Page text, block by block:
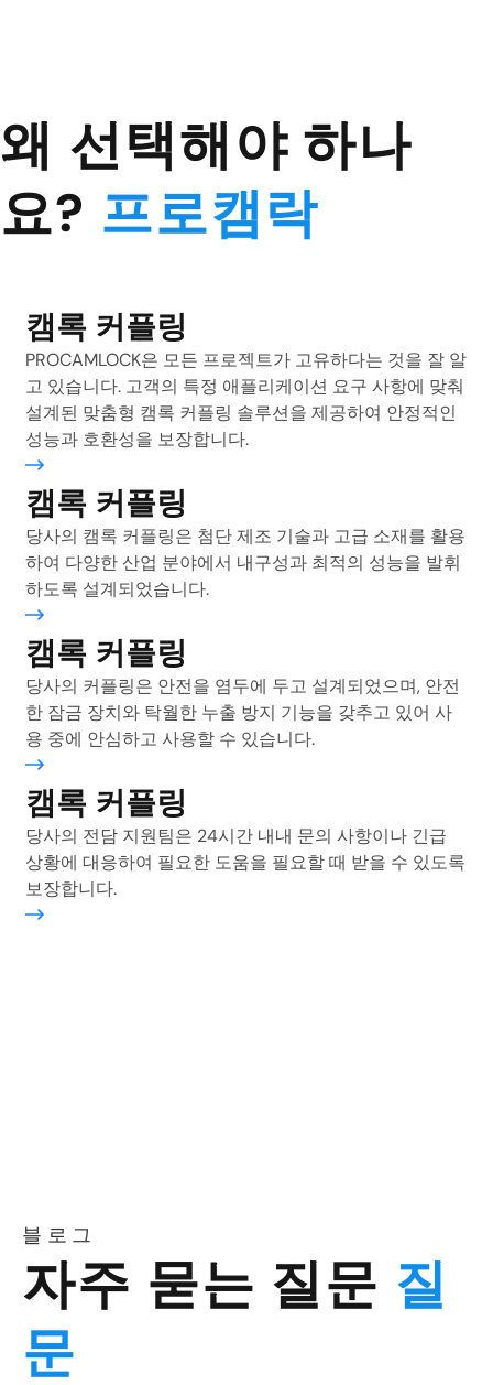
왜 선택해야 하나
요? 프로캠락
캠록 커플링
PROCAMLOCK은 모든 프로젝트가 고유하다는 것을 잘 알
고 있습니다. 고객의 특정 애플리케이션 요구 사항에 맞춰
설계된 맞춤형 캠록 커플링 솔루션을 제공하여 안정적인
성능과 호환성을 보장합니다.
캠록 커플링
당사의 캠록 커플링은 첨단 제조 기술과 고급 소재를 활용
하여 다양한 산업 분야에서 내구성과 최적의 성능을 발휘
하도록 설계되었습니다.
캠록 커플링
당사의 커플링은 안전을 염두에 두고 설계되었으며, 안전
한 잠금 장치와 탁월한 누출 방지 기능을 갖추고 있어 사
용 중에 안심하고 사용할 수 있습니다.
캠록 커플링
당사의 전담 지원팀은 24시간 내내 문의 사항이나 긴급
상황에 대응하여 필요한 도움을 필요할 때 받을 수 있도록
보장합니다.
블로그
자주 묻는 질문 질
문